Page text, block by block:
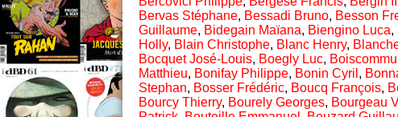
Bervas Stéphane, Bessadi Bruno, Besson
Guillaume, Bidegain Maïana, Biengino Luca,
Holly, Blain Christophe, Blanc Henry,
Bocquet José-Louis, Boegly Luc,
Matthieu, Bonifay Philippe, Bonin Cyril ,
Stephan, Bosser Frédéric, Boucq François,
Bourcy Thierry, Bourely Georges, Bourgeau